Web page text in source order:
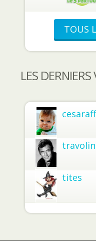
TOUS
LES
tites